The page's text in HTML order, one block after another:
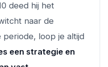
deed hij het
naar de
loop je altijd
een strategie en